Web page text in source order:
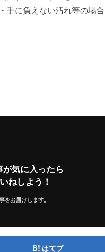
手に負えない汚れ等の場合
が気に入ったら
ねしよう！
をお届けします。
はてブ